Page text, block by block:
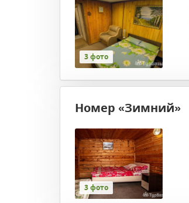
3 фото
Номер «Зимний»
3 фото